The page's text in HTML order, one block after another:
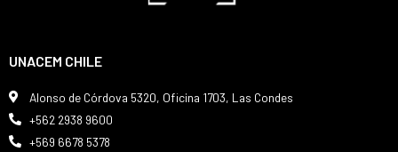
UNACEM CHILE
Alonso de Córdova 5320, Oficina 1703, Las Condes
+562 2938 9600
+569 6678 5378